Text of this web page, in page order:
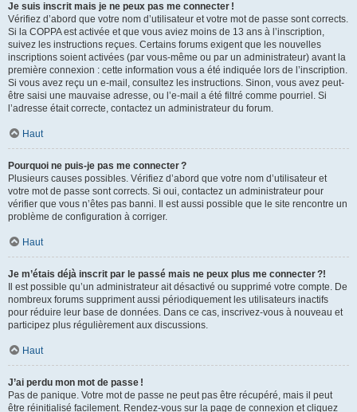
Je suis inscrit mais je ne peux pas me connecter !
Vérifiez d’abord que votre nom d’utilisateur et votre mot de passe sont corrects.
Si la COPPA est activée et que vous aviez moins de 13 ans à l’inscription,
suivez les instructions reçues. Certains forums exigent que les nouvelles
inscriptions soient activées (par vous-même ou par un administrateur) avant la
première connexion : cette information vous a été indiquée lors de l’inscription.
Si vous avez reçu un e-mail, consultez les instructions. Sinon, vous avez peut-
être saisi une mauvaise adresse, ou l’e-mail a été filtré comme pourriel. Si
l’adresse était correcte, contactez un administrateur du forum.
Haut
Pourquoi ne puis-je pas me connecter ?
Plusieurs causes possibles. Vérifiez d’abord que votre nom d’utilisateur et
votre mot de passe sont corrects. Si oui, contactez un administrateur pour
vérifier que vous n’êtes pas banni. Il est aussi possible que le site rencontre un
problème de configuration à corriger.
Haut
Je m’étais déjà inscrit par le passé mais ne peux plus me connecter ?!
Il est possible qu’un administrateur ait désactivé ou supprimé votre compte. De
nombreux forums suppriment aussi périodiquement les utilisateurs inactifs
pour réduire leur base de données. Dans ce cas, inscrivez-vous à nouveau et
participez plus régulièrement aux discussions.
Haut
J’ai perdu mon mot de passe !
Pas de panique. Votre mot de passe ne peut pas être récupéré, mais il peut
être réinitialisé facilement. Rendez-vous sur la page de connexion et cliquez